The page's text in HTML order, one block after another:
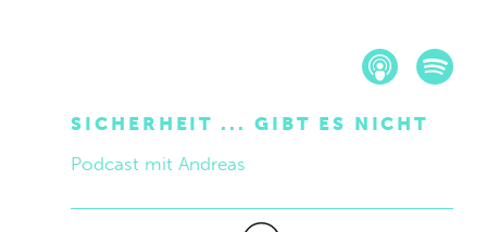
SICHERHEIT ... GIBT ES NICHT
Podcast mit Andreas